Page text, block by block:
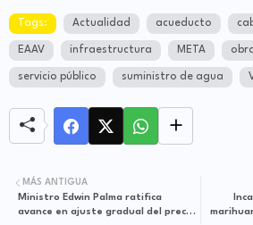
Tags: Actualidad acueducto
EAAV infraestructura META
servicio público suministro de agua
MÁS ANTIGUA
Ministro Edwin Palma ratifica
avance en ajuste gradual del precio